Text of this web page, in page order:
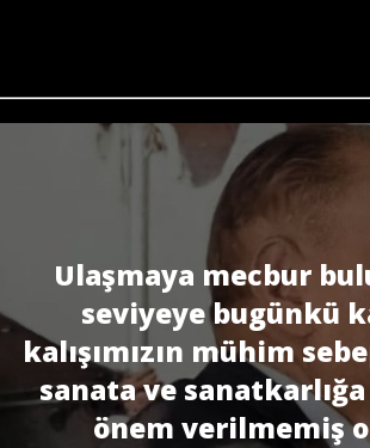
Ulaşmaya mecbur
seviyeye bugünkü
kalışımızın mühim
sanata ve
önem verilmemiş